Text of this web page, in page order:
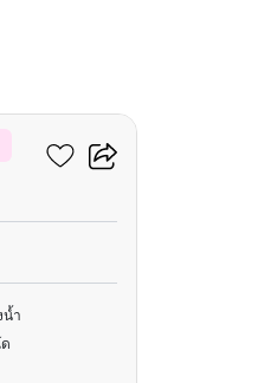
น้ำ